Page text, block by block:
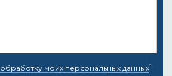
обработку моих персональных данных*